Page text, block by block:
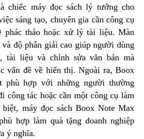
chiếc máy đọc sách lý tưởng cho
sáng tạo, chuyên gia cần công cụ
phác thảo hoặc xử lý tài liệu. Màn
độ phân giải cao giúp người dùng
tài liệu và chỉnh sửa văn bản mà
vấn đề về hiển thị. Ngoài ra, Boox
phù hợp với những người thường
công tác hoặc cần một công cụ làm
máy đọc sách Boox Note Max
hợp làm quà tặng doanh nghiệp
ý nghĩa.